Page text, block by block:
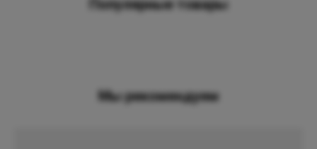
Популярные товары
Мы рекомендуем